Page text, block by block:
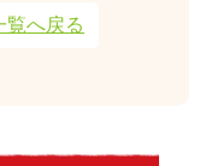
覧へ戻る